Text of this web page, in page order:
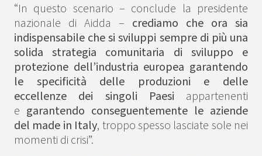
“In questo scenario – conclude la presidente
nazionale di Aidda – crediamo che ora sia
indispensabile che si sviluppi sempre di più una
solida strategia comunitaria di sviluppo e
protezione dell’industria europea garantendo
le specificità delle produzioni e delle
eccellenze dei singoli Paesi appartenenti
e garantendo conseguentemente le aziende
del made in Italy, troppo spesso lasciate sole nei
momenti di crisi”.